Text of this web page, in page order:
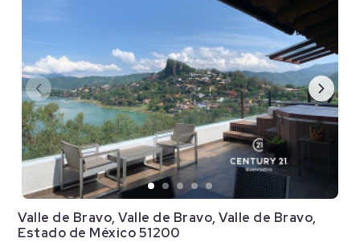
Valle de Bravo, Valle de Bravo, Valle de Bravo,
Estado de México 51200